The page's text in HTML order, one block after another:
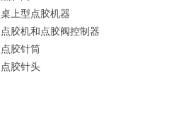
桌上型点胶机器
点胶机和点胶阀控制器
点胶针筒
点胶针头